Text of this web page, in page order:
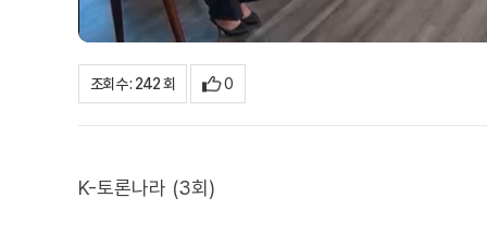
조회수 : 242 회 0
K-토론나라 (3회)